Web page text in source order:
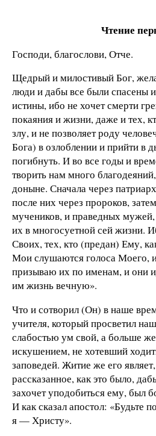
Чтение
Господи, благослови, Отче.
Щедрый и милостивый Бог,
люди и дабы все были спасены
истины, ибо не хочет смерти
покаяния и жизни, даже и тех,
злу, и не позволяет роду
Бога) в озлоблении и прийти в
погибнуть. И во все годы и
творить нам много
доныне. Сначала через
после них через пророков,
мучеников, и праведных мужей,
их в многосуетной сей жизни.
Своих, тех, кто (предан) Ему,
Мои слушаются голоса Моего,
призываю их по именам, и они
им жизнь вечную».
Что и сотворил (Он) в наше
учителя, который просветил
слабостью ум свой, а больше
искушением, не хотевший
заповедей. Житие же его
рассказанное, как это было,
захочет уподобиться ему, был
И как сказал апостол: «Будьте
я — Христу».